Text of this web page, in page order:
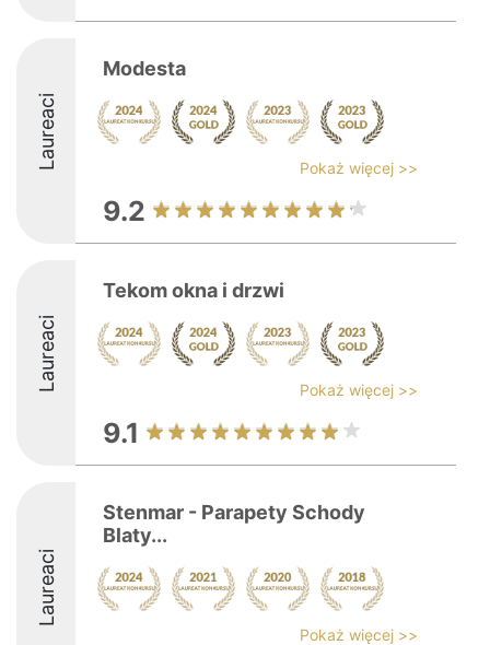
Laureaci
Modesta
Pokaż więcej >>
9.2
Laureaci
Tekom okna i drzwi
Pokaż więcej >>
9.1
Laureaci
Stenmar - Parapety Schody
Blaty...
Pokaż więcej >>